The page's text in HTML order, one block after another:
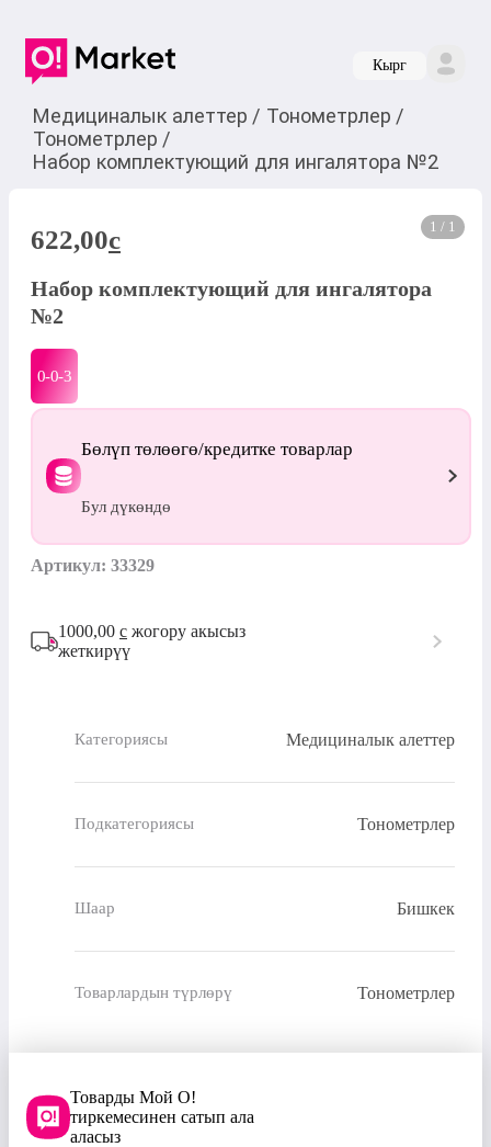
Кырг
Медициналык алеттер / Тонометрлер /
Тонометрлер /
Набор комплектующий для ингалятора №2
1 / 1
622,00c
Набор комплектующий для ингалятора
№2
0-0-3
Бөлүп төлөөгө/кредитке товарлар
Бул дүкөндө
Артикул: 33329
1000,00 с жогору акысыз
жеткирүү
Категориясы Медициналык алеттер
Подкатегориясы Тонометрлер
Шаар Бишкек
Товарлардын түрлөрү Тонометрлер
Товарды Мой О!
тиркемесинен сатып ала
аласыз